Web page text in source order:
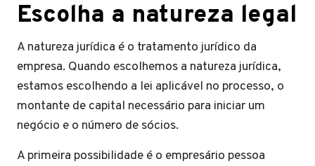
Escolha a natureza legal
A natureza jurídica é o tratamento jurídico da
empresa. Quando escolhemos a natureza jurídica,
estamos escolhendo a lei aplicável no processo, o
montante de capital necessário para iniciar um
negócio e o número de sócios.
A primeira possibilidade é o empresário pessoa